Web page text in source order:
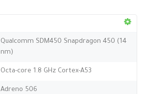
Qualcomm SDM450 Snapdragon 450 (14
nm)
Octa-core 1.8 GHz Cortex-A53
Adreno 506